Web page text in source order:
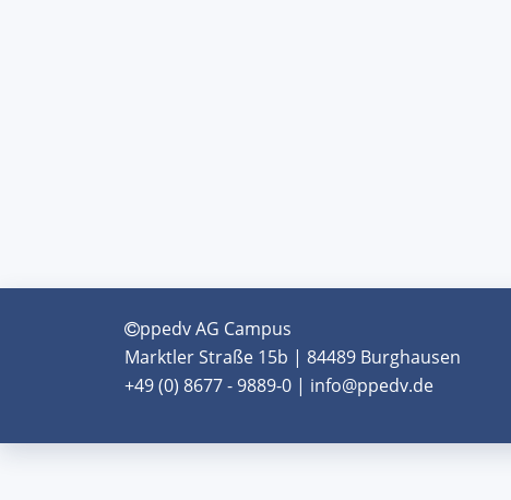
ppedv AG Campus
Marktler Straße 15b | 84489 Burghausen
+49 (0) 8677 - 9889-0 | info@ppedv.de